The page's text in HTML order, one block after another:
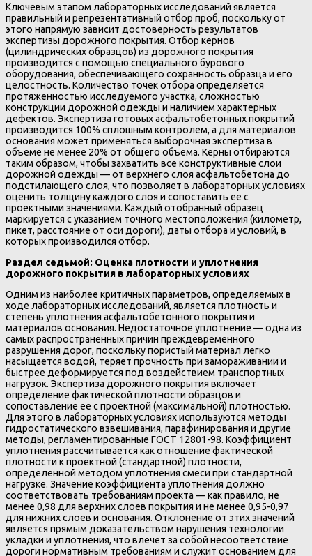
Ключевым этапом лабораторных исследований является
правильный и репрезентативный отбор проб, поскольку от
этого напрямую зависит достоверность результатов
экспертизы дорожного покрытия. Отбор кернов
(цилиндрических образцов) из дорожного покрытия
производится с помощью специального бурового
оборудования, обеспечивающего сохранность образца и его
целостность. Количество точек отбора определяется
протяженностью исследуемого участка, сложностью
конструкции дорожной одежды и наличием характерных
дефектов. Экспертиза готовых асфальтобетонных покрытий
производится 100% сплошным контролем, а для материалов
основания может применяться выборочная экспертиза в
объеме не менее 20% от общего объема. Керны отбираются
таким образом, чтобы захватить все конструктивные слои
дорожной одежды — от верхнего слоя асфальтобетона до
подстилающего слоя, что позволяет в лабораторных условиях
оценить толщину каждого слоя и сопоставить ее с
проектными значениями. Каждый отобранный образец
маркируется с указанием точного местоположения (километр,
пикет, расстояние от оси дороги), даты отбора и условий, в
которых производился отбор.
Раздел седьмой: Оценка плотности и уплотнения
дорожного покрытия в лабораторных условиях
Одним из наиболее критичных параметров, определяемых в
ходе лабораторных исследований, является плотность и
степень уплотнения асфальтобетонного покрытия и
материалов основания. Недостаточное уплотнение — одна из
самых распространенных причин преждевременного
разрушения дорог, поскольку пористый материал легко
насыщается водой, теряет прочность при замораживании и
быстрее деформируется под воздействием транспортных
нагрузок. Экспертиза дорожного покрытия включает
определение фактической плотности образцов и
сопоставление ее с проектной (максимальной) плотностью.
Для этого в лабораторных условиях используются методы
гидростатического взвешивания, парафинирования и другие
методы, регламентированные ГОСТ 12801-98. Коэффициент
уплотнения рассчитывается как отношение фактической
плотности к проектной (стандартной) плотности,
определенной методом уплотнения смеси при стандартной
нагрузке. Значение коэффициента уплотнения должно
соответствовать требованиям проекта — как правило, не
менее 0,98 для верхних слоев покрытия и не менее 0,95-0,97
для нижних слоев и основания. Отклонение от этих значений
является прямым доказательством нарушения технологии
укладки и уплотнения, что влечет за собой несоответствие
дороги нормативным требованиям и служит основанием для